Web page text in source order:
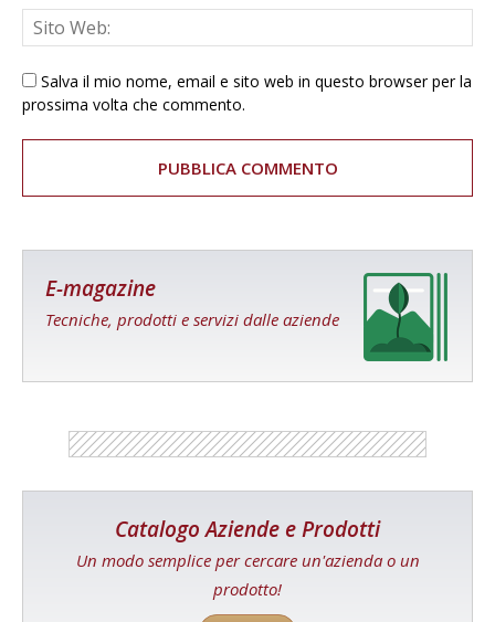
Salva il mio nome, email e sito web in questo browser per la
prossima volta che commento.
E-magazine
Tecniche, prodotti e servizi dalle aziende
Catalogo Aziende e Prodotti
Un modo semplice per cercare un'azienda o un
prodotto!